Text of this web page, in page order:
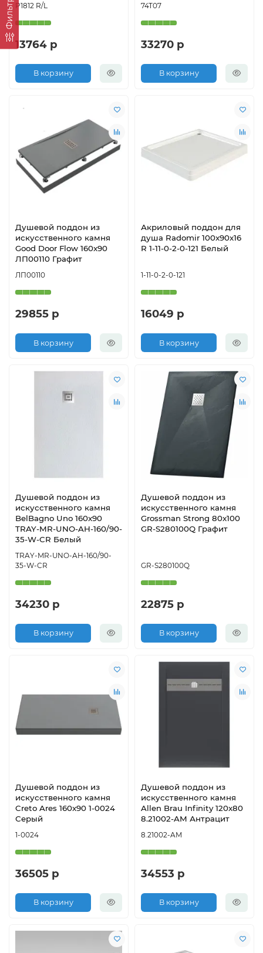
Фильтр P1812 R/L
13764 р
В корзину
74T07
33270 р
В корзину
Душевой поддон из
искусственного камня
Good Door Flow 160x90
ЛП00110 Графит
ЛП00110
29855 р
В корзину
Акриловый поддон для
душа Radomir 100x90x16
R 1-11-0-2-0-121 Белый
1-11-0-2-0-121
16049 р
В корзину
Душевой поддон из
искусственного камня
BelBagno Uno 160x90
TRAY-MR-UNO-AH-160/90-
35-W-CR Белый
TRAY-MR-UNO-AH-160/90-
35-W-CR
34230 р
В корзину
Душевой поддон из
искусственного камня
Grossman Strong 80x100
GR-S280100Q Графит
GR-S280100Q
22875 р
В корзину
Душевой поддон из
искусственного камня
Creto Ares 160x90 1-0024
Серый
1-0024
36505 р
В корзину
Душевой поддон из
искусственного камня
Allen Brau Infinity 120x80
8.21002-AM Антрацит
8.21002-AM
34553 р
В корзину